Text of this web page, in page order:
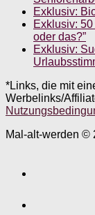
Exklusiv:
Exklusiv:
oder das?”
Exklusiv:
*Links, die mit
Werbelinks/
Mal-alt-werden ©